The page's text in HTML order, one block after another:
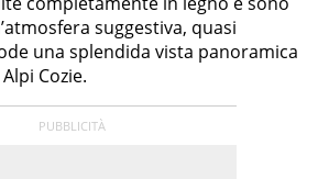
suggestiva, quasi
una splendida vista panoramica
Cozie.